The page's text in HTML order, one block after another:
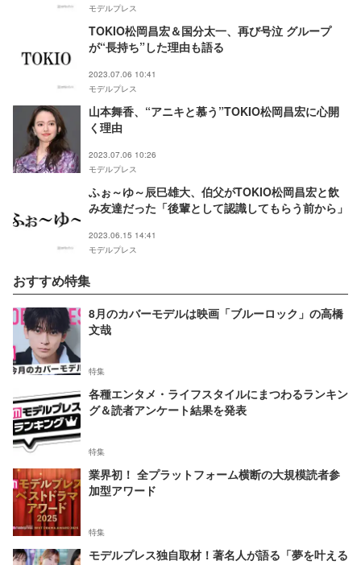
モデルプレス
TOKIO松岡昌宏＆国分太一、再び号泣 グループ
が“長持ち”した理由も語る
2023.07.06 10:41
モデルプレス
山本舞香、“アニキと慕う”TOKIO松岡昌宏に心開
く理由
2023.07.06 10:26
モデルプレス
ふぉ～ゆ～辰巳雄大、伯父がTOKIO松岡昌宏と飲
み友達だった「後輩として認識してもらう前から」
2023.06.15 14:41
モデルプレス
おすすめ特集
8月のカバーモデルは映画「ブルーロック」の高橋
文哉
特集
各種エンタメ・ライフスタイルにまつわるランキン
グ＆読者アンケート結果を発表
特集
業界初！ 全プラットフォーム横断の大規模読者参
加型アワード
特集
モデルプレス独自取材！著名人が語る「夢を叶える